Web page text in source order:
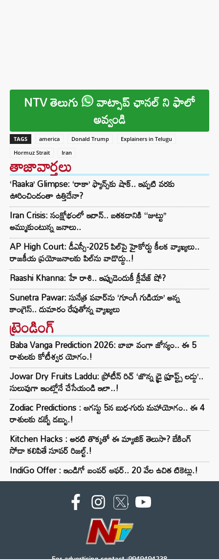
NTV తెలుగు వాట్సాప్ ఛానల్ ని ఫాలో
అవ్వండి
TAGS america Donald Trump
Explainers in Telugu
Hormuz Strait
Iran
తాజావార్తలు
‘Raaka’ Glimpse: ‘రాకా’ ఫ్యాన్స్‌కు షాక్.. ఇప్పటి వరకు
ఊరించిందంతా ఉత్తిదేనా?
Iran Crisis: సంక్షోభంలో ఇరాన్.. బతకడానికి ‘‘జుట్టు’’
అమ్ముకుంటున్న జనాలు..
AP High Court: డీఎస్సీ-2025 పిల్‌పై హైకోర్టు కీలక వ్యాఖ్యలు..
రాజకీయ ప్రయోజనాలకు పిల్‌ను వాడొద్దు..!
Raashi Khanna: హే రాశి.. ఇప్పుడెందుకీ క్లీవేజ్ షో?
Sunetra Pawar: సునేత్ర పవార్‌‌ను ‘గూంగీ గుడియా’ అన్న
కాంగ్రెస్.. దుమారం రేపుతోన్న వ్యాఖ్యలు
ట్రెండింగ్‌
Baba Vanga Prediction 2026: బాబా వంగా జోస్యం.. ఈ 5
రాశులకు కోటీశ్వర యోగం.!
Jowar Dry Fruits Laddu: ప్రోటీన్ రిచ్ ‘జొన్న డ్రై ఫ్రూప్ట్స్ లడ్డు’..
సులువుగా ఇంట్లోనే చేసేయండి ఇలా..!
Zodiac Predictions : ఆగస్టు 5న బుధ-గురు మహాయోగం.. ఈ 4
రాశులకు డబ్బే డబ్బు.!
Kitchen Hacks : అరటి తొక్కతో ఈ మ్యాజిక్ తెలుసా? బేకింగ్
సోడా కలిపితే సూపర్ రిజల్ట్.!
IndiGo Offer : ఇండిగో బంపర్ ఆఫర్.. 20 వేల ఉచిత టికెట్లు.!